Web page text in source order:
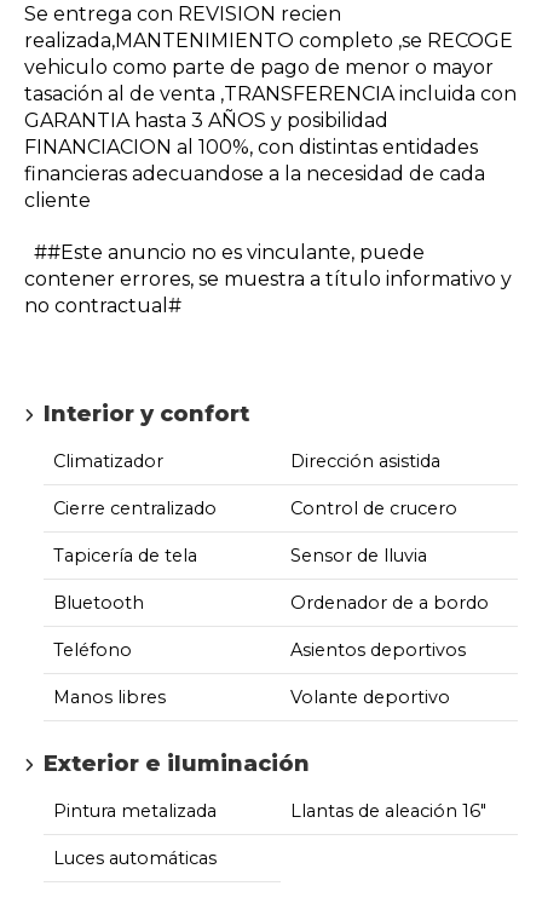
Se entrega con REVISION recien
realizada,MANTENIMIENTO completo ,se RECOGE
vehiculo como parte de pago de menor o mayor
tasación al de venta ,TRANSFERENCIA incluida con
GARANTIA hasta 3 AÑOS y posibilidad
FINANCIACION al 100%, con distintas entidades
financieras adecuandose a la necesidad de cada
cliente
##Este anuncio no es vinculante, puede
contener errores, se muestra a título informativo y
no contractual#
Interior y confort
Climatizador Dirección asistida
Cierre centralizado Control de crucero
Tapicería de tela Sensor de lluvia
Bluetooth Ordenador de a bordo
Teléfono Asientos deportivos
Manos libres Volante deportivo
Exterior e iluminación
Pintura metalizada Llantas de aleación 16"
Luces automáticas